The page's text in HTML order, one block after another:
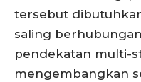
tersebut
saling
pendekatan multi-
mengembangkan